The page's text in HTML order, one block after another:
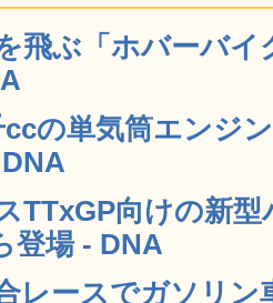
飛ぶ「ホバーバ
の単気筒エンジ
TTxGP向けの新
登場 - DNA
レースでガソリン